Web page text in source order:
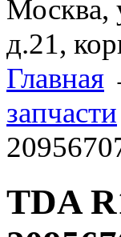
Москва,
д.21,
Главная
запчасти
TDA